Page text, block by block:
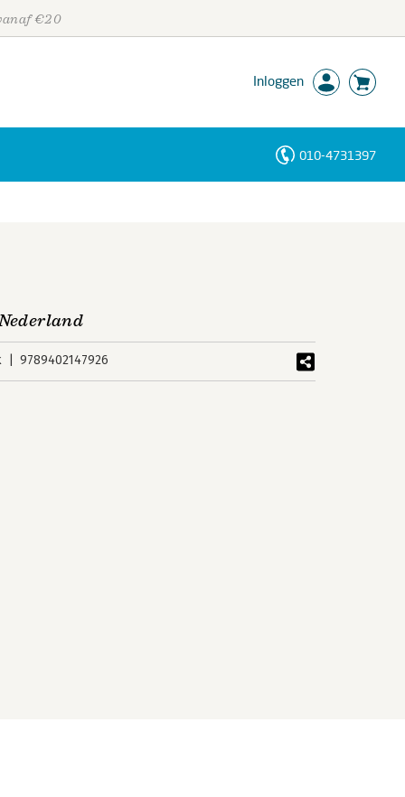
€20
Inloggen
010-4731397
9789402147926
Personen